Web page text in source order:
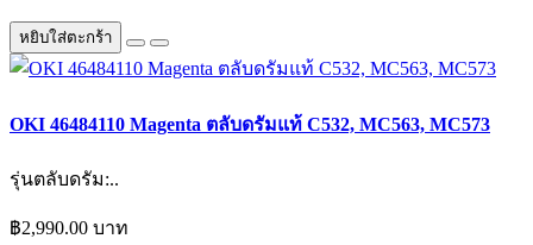
หยิบใส่ตะกร้า
OKI 46484110 Magenta ตลับดรัมแท้ C532, MC563, MC573
รุ่นตลับดรัม:..
฿2,990.00 บาท